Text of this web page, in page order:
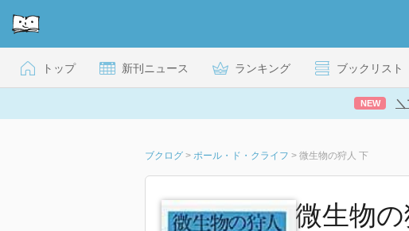
トップ 新刊ニュース ランキング ブックリスト
NEW
ブクログ > ポール・ド・クライフ > 微生物の狩人 下
微生物